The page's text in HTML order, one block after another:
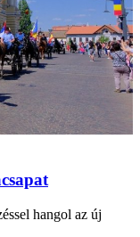
hangol az új